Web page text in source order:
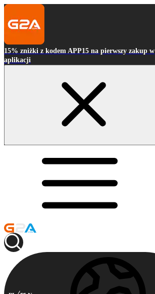
15% zniżki z kodem APP15 na pierwszy zakup w
aplikacji